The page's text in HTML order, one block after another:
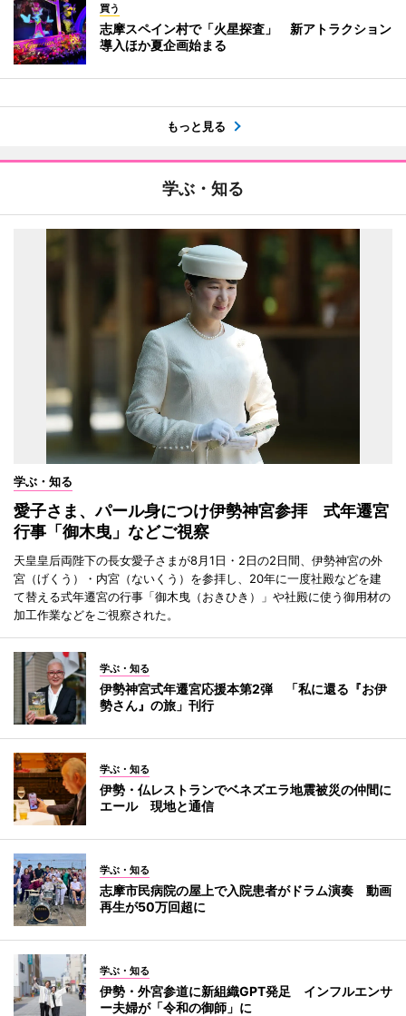
買う
志摩スペイン村で「火星探査」 新アトラクション
導入ほか夏企画始まる
もっと見る
学ぶ・知る
学ぶ・知る
愛子さま、パール身につけ伊勢神宮参拝 式年遷宮
行事「御木曳」などご視察
天皇皇后両陛下の長女愛子さまが8月1日・2日の2日間、伊勢神宮の外
宮（げくう）・内宮（ないくう）を参拝し、20年に一度社殿などを建
て替える式年遷宮の行事「御木曳（おきひき）」や社殿に使う御用材の
加工作業などをご視察された。
学ぶ・知る
伊勢神宮式年遷宮応援本第2弾 「私に還る『お伊
勢さん』の旅」刊行
学ぶ・知る
伊勢・仏レストランでベネズエラ地震被災の仲間に
エール 現地と通信
学ぶ・知る
志摩市民病院の屋上で入院患者がドラム演奏 動画
再生が50万回超に
学ぶ・知る
伊勢・外宮参道に新組織GPT発足 インフルエンサ
ー夫婦が「令和の御師」に